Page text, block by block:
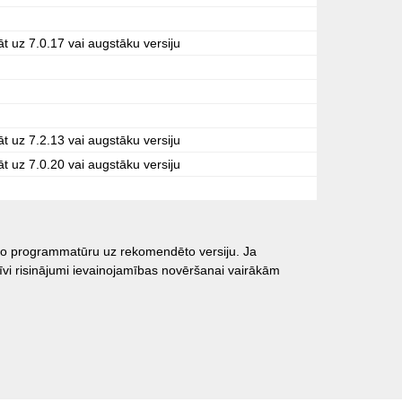
uz 7.0.17 vai augstāku versiju
uz 7.2.13 vai augstāku versiju
uz 7.0.20 vai augstāku versiju
programmatūru uz rekomendēto versiju. Ja
risinājumi ievainojamības novēršanai vairākām